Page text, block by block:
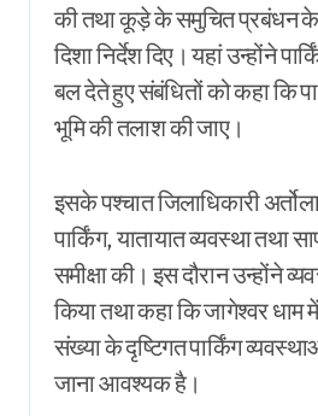
की तथा कूड़े के समुचित प्रबंधन के
दिशा निर्देश दिए। यहां उन्होंने
बल देते हुए संबंधितों को कहा कि
भूमि की तलाश की जाए।
इसके पश्चात जिलाधिकारी
पार्किंग, यातायात व्यवस्था तथा
समीक्षा की। इस दौरान उन्होंने
किया तथा कहा कि जागेश्वर धाम
संख्या के दृष्टिगत पार्किंग
जाना आवश्यक है।